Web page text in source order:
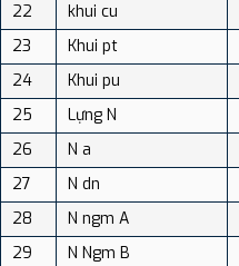
22
khui cu
23
Khui pt
24
Khui pu
25
Lựng N
26
N a
27
N dn
28
N ngm A
29
N Ngm B